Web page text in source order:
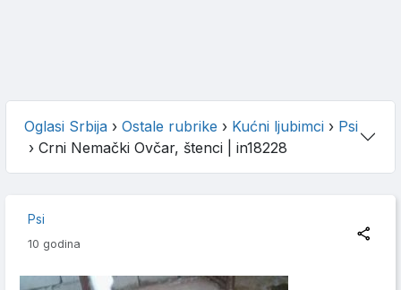
Oglasi Srbija › Ostale rubrike › Kućni ljubimci › Psi
› Crni Nemački Ovčar, štenci | in18228
Psi
10 godina